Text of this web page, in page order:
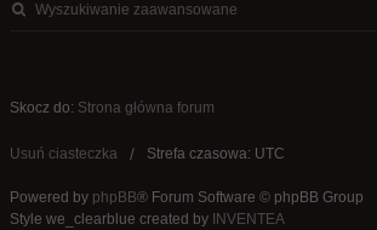
Wyszukiwanie zaawansowane
Skocz do: Strona główna forum
Usuń ciasteczka Strefa czasowa: UTC
Powered by phpBB® Forum Software © phpBB Group
Style we_clearblue created by INVENTEA